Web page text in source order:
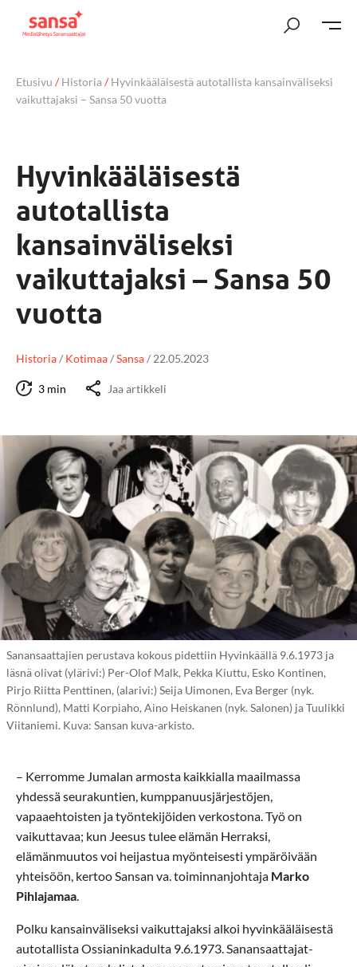
Etusivu /Historia/Hyvinkääläisestä autotallista kansainväliseksi
vaikuttajaksi – Sansa 50 vuotta
Hyvinkääläisestä
autotallista
kansainväliseksi
vaikuttajaksi – Sansa 50
vuotta
Historia/ Kotimaa/Sansa/ 22.05.2023
3 min Jaa artikkeli
Sanansaattajien perustava kokous pidettiin Hyvinkäällä 9.6.1973 ja
läsnä olivat (ylärivi:) Per-Olof Malk, Pekka Kiuttu, Esko Kontinen,
Pirjo Riitta Penttinen, (alarivi:) Seija Uimonen, Eva Berger (nyk.
Rönnlund), Matti Korpiaho, Aino Heiskanen (nyk. Salonen) ja Tuulikki
Viitaniemi. Kuva: Sansan kuva-arkisto.
– Kerromme Jumalan armosta kaikkialla maailmassa
yhdessä seurakuntien, kumppanuusjärjestöjen,
vapaaehtoisten ja työntekijöiden verkostona. Työ on
vaikuttavaa; kun Jeesus tulee elämän Herraksi,
elämänmuutos voi heijastua myönteisesti ympäröivään
yhteisöön, kertoo Sansan va. toiminnanjohtaja Marko
Pihlajamaa.
Polku kansainväliseksi vaikuttajaksi alkoi hyvinkääläisestä
autotallista Ossianinkadulta 9.6.1973. Sanansaattajat-